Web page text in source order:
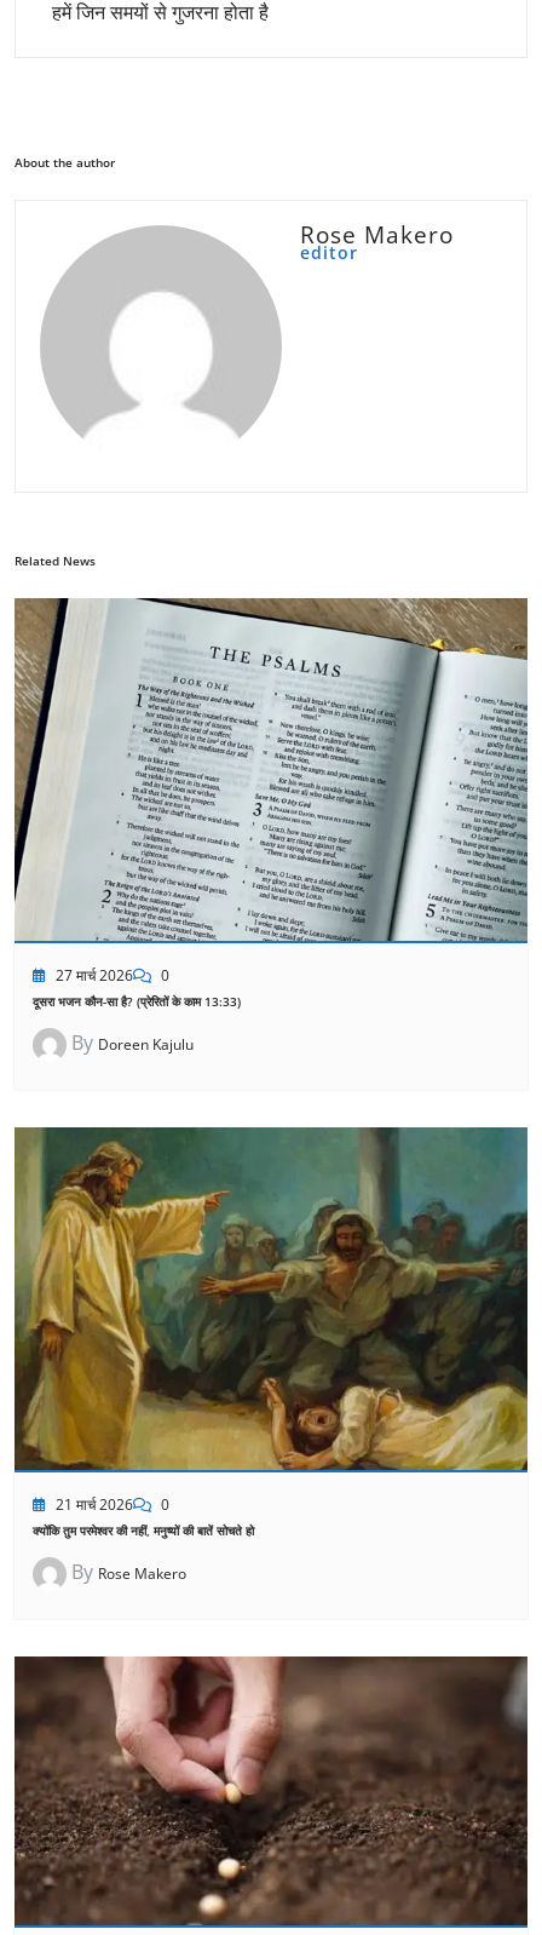
हमें जिन समयों से गुजरना होता है
About the author
Rose Makero
editor
Related News
27 मार्च 2026 0
दूसरा भजन कौन-सा है? (प्रेरितों के काम 13:33)
By Doreen Kajulu
21 मार्च 2026 0
क्योंकि तुम परमेश्वर की नहीं, मनुष्यों की बातें सोचते हो
By Rose Makero